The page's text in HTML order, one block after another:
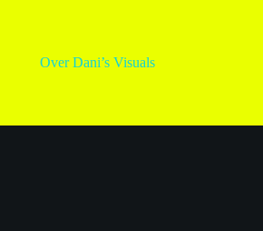
Over Dani’s Visuals